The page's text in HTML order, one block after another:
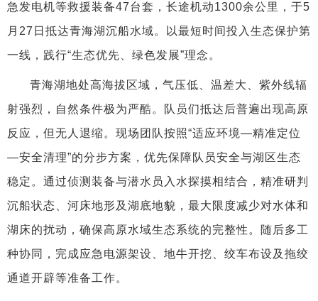
急发电机等救援装备47台套，长途机动1300余公里，于5
月27日抵达青海湖沉船水域。以最短时间投入生态保护第
一线，践行“生态优先、绿色发展”理念。
青海湖地处高海拔区域，气压低、温差大、紫外线辐
射强烈，自然条件极为严酷。队员们抵达后普遍出现高原
反应，但无人退缩。现场团队按照“适应环境—精准定位
—安全清理”的分步方案，优先保障队员安全与湖区生态
稳定。通过侦测装备与潜水员入水探摸相结合，精准研判
沉船状态、河床地形及湖底地貌，最大限度减少对水体和
湖床的扰动，确保高原水域生态系统的完整性。随后多工
种协同，完成应急电源架设、地牛开挖、绞车布设及拖绞
通道开辟等准备工作。